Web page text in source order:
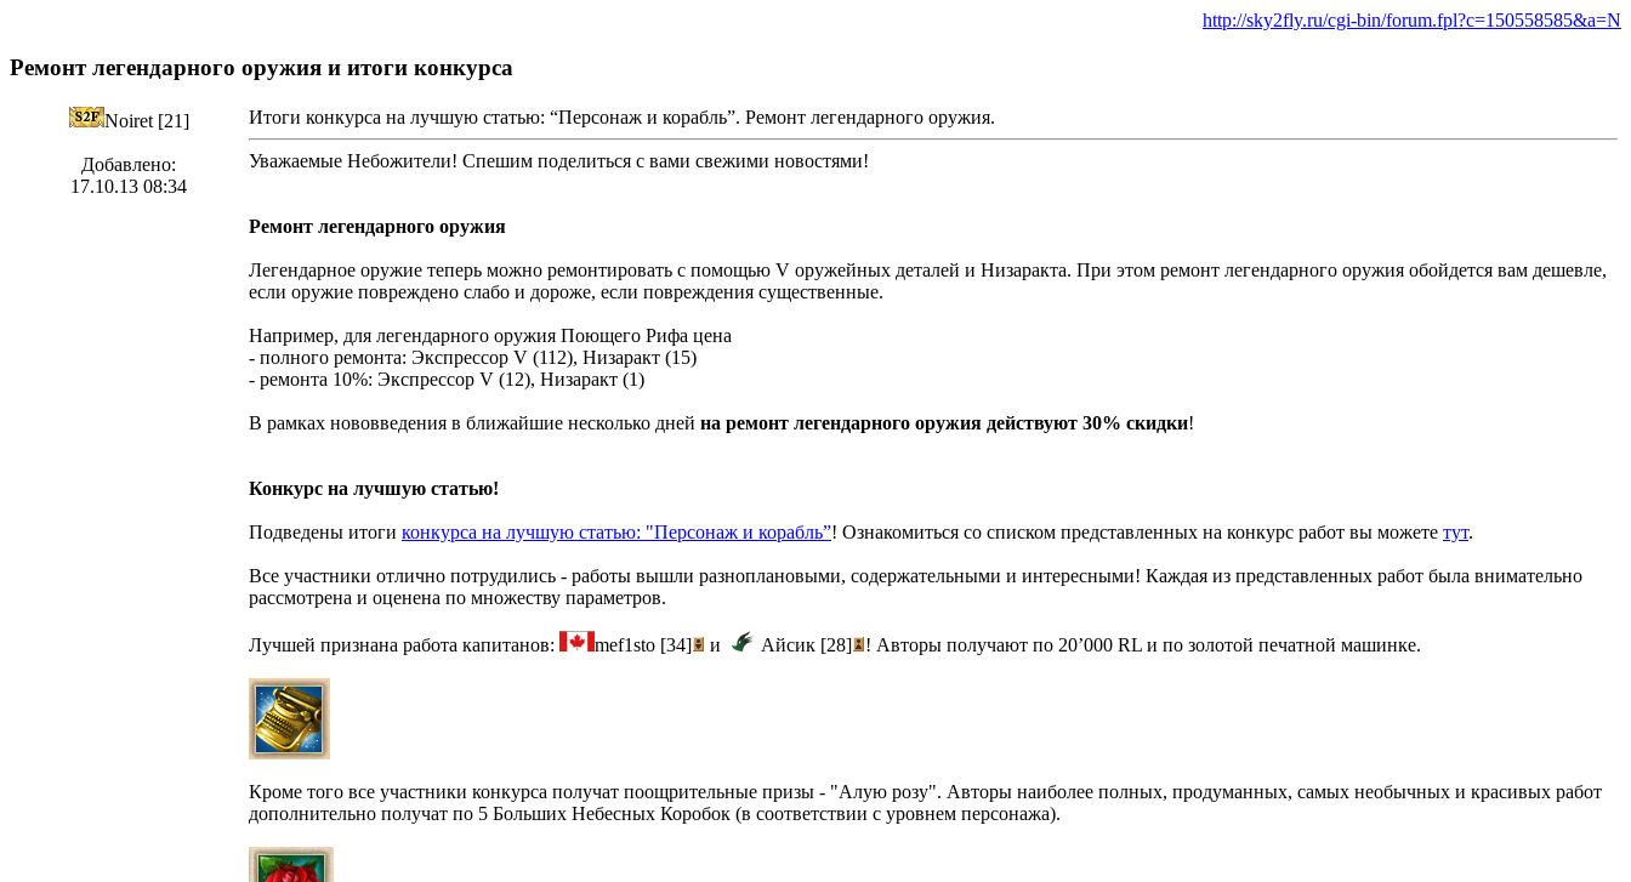
http://sky2fly.ru/cgi-bin/forum.fpl?c=150558585&a=N
Ремонт легендарного оружия и итоги конкурса
Noiret [21]
Добавлено:
17.10.13 08:34
Итоги конкурса на лучшую статью: “Персонаж и корабль”. Ремонт легендарного оружия.
Уважаемые Небожители! Спешим поделиться с вами свежими новостями!
Ремонт легендарного оружия
Легендарное оружие теперь можно ремонтировать с помощью V оружейных деталей и Низаракта. При этом ремонт легендарного оружия обойдется вам дешевле,
если оружие повреждено слабо и дороже, если повреждения существенные.
Например, для легендарного оружия Поющего Рифа цена
- полного ремонта: Экспрессор V (112), Низаракт (15)
- ремонта 10%: Экспрессор V (12), Низаракт (1)
В рамках нововведения в ближайшие несколько дней на ремонт легендарного оружия действуют 30% скидки!
Конкурс на лучшую статью!
Подведены итоги конкурса на лучшую статью: "Персонаж и корабль”! Ознакомиться со списком представленных на конкурс работ вы можете тут.
Все участники отлично потрудились - работы вышли разноплановыми, содержательными и интересными! Каждая из представленных работ была внимательно
рассмотрена и оценена по множеству параметров.
Лучшей признана работа капитанов: mef1sto [34] и Айсик [28] ! Авторы получают по 20’000 RL и по золотой печатной машинке.
Кроме того все участники конкурса получат поощрительные призы - "Алую розу". Авторы наиболее полных, продуманных, самых необычных и красивых работ
дополнительно получат по 5 Больших Небесных Коробок (в соответствии с уровнем персонажа).